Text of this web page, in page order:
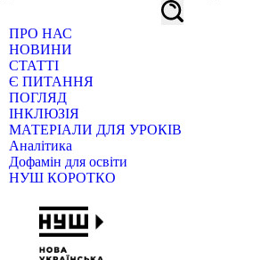
ПРО НАС
НОВИНИ
СТАТТІ
Є ПИТАННЯ
ПОГЛЯД
ІНКЛЮЗІЯ
МАТЕРІАЛИ ДЛЯ УРОКІВ
Аналітика
Дофамін для освіти
НУШ КОРОТКО